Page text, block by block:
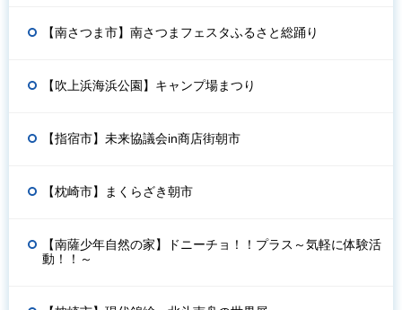
【南さつま市】南さつまフェスタふるさと総踊り
【吹上浜海浜公園】キャンプ場まつり
【指宿市】未来協議会in商店街朝市
【枕崎市】まくらざき朝市
【南薩少年自然の家】ドニーチョ！！プラス～気軽に体験活
動！！～